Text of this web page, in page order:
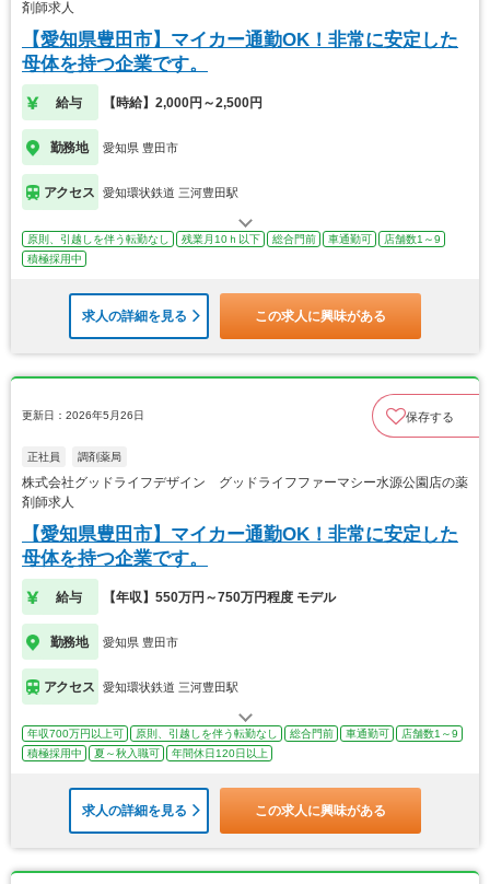
剤師求人
【愛知県豊田市】マイカー通勤OK！非常に安定した
母体を持つ企業です。
給与 【時給】2,000円～2,500円
勤務地 愛知県 豊田市
アクセス 愛知環状鉄道 三河豊田駅
原則、引越しを伴う転勤なし 残業月10ｈ以下 総合門前 車通勤可
店舗数1～9
積極採用中
求人の詳細を見る この求人に興味がある
更新日：2026年5月26日 保存する
正社員 調剤薬局
株式会社グッドライフデザイン グッドライフファーマシー水源公園店の薬
剤師求人
【愛知県豊田市】マイカー通勤OK！非常に安定した
母体を持つ企業です。
給与 【年収】550万円～750万円程度 モデル
勤務地 愛知県 豊田市
アクセス 愛知環状鉄道 三河豊田駅
年収700万円以上可 原則、引越しを伴う転勤なし 総合門前 車通勤可
店舗数1～9
積極採用中
夏～秋入職可 年間休日120日以上
求人の詳細を見る この求人に興味がある